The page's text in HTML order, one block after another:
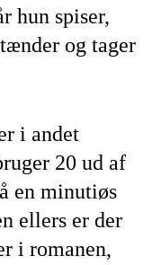
hun spiser,
og tager
i andet
20 ud af
en minutiøs
ellers er der
i romanen,